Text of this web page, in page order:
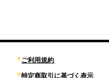
ご利用規約
特定商取引に基づく表示